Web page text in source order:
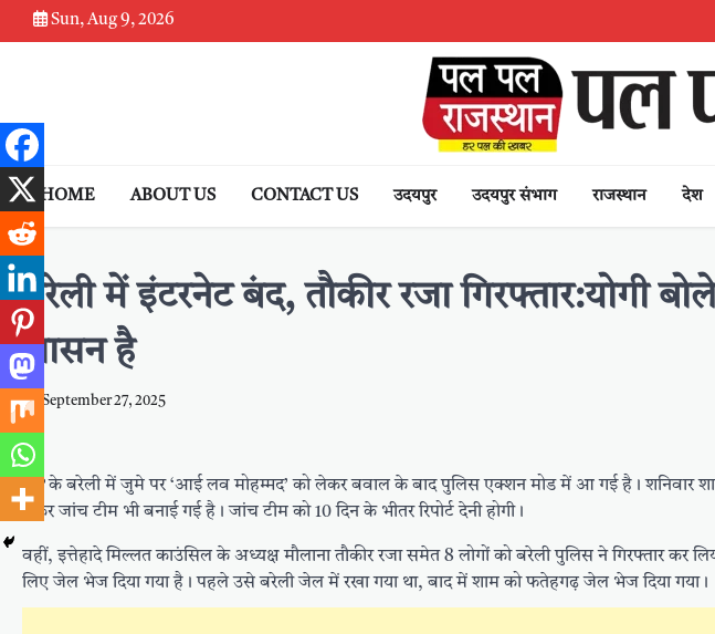
Skip
to
Sun, Aug 9, 2026
HOME ABOUT US CONTACT US उदयपुर उदयपुर संभाग राजस्थान देश
देश
बरेली में इंटरनेट बंद, तौकीर रजा गिरफ्तार:योगी
शासन है
September 27, 2025
UP के बरेली में जुमे पर ‘आई लव मोहम्मद’ को लेकर बवाल के बाद पुलिस एक्शन मोड में आ गई है। शनिवार
लेकर जांच टीम भी बनाई गई है। जांच टीम को 10 दिन के भीतर रिपोर्ट देनी होगी।
वहीं, इत्तेहादे मिल्लत काउंसिल के अध्यक्ष मौलाना तौकीर रजा समेत 8 लोगों को बरेली पुलिस ने गिरफ्तार कर
लिए जेल भेज दिया गया है। पहले उसे बरेली जेल में रखा गया था, बाद में शाम को फतेहगढ़ जेल भेज दिया गया।